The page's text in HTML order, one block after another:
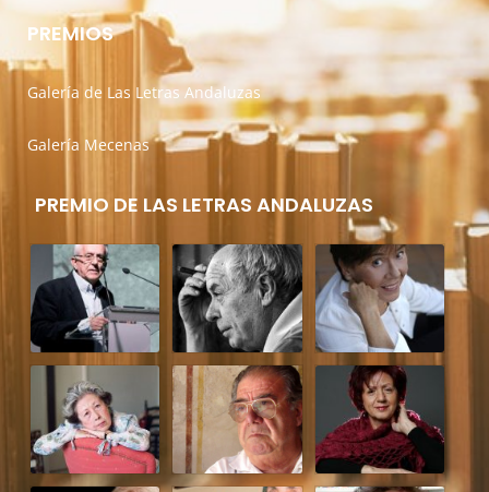
PREMIOS
Galería de Las Letras Andaluzas
Galería Mecenas
PREMIO DE LAS LETRAS ANDALUZAS